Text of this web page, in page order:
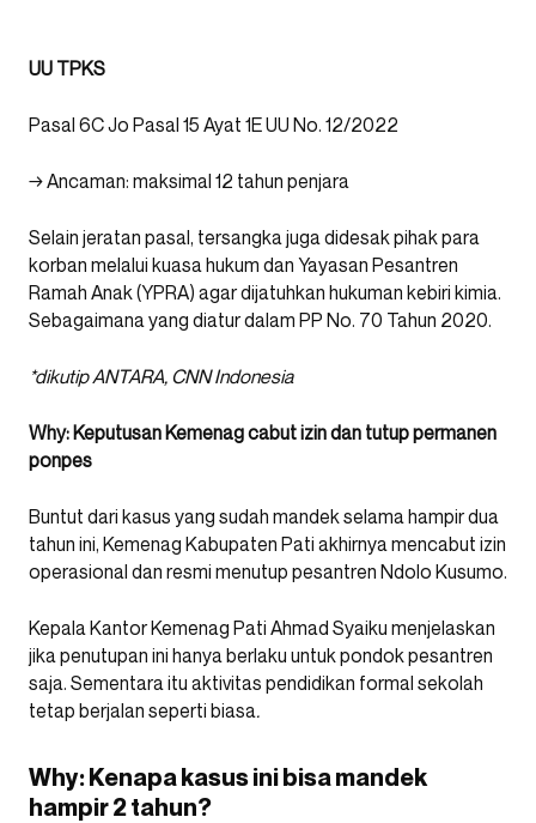
UU TPKS
Pasal 6C Jo Pasal 15 Ayat 1E UU No. 12/2022
→ Ancaman: maksimal 12 tahun penjara
Selain jeratan pasal, tersangka juga didesak pihak para
korban melalui kuasa hukum dan Yayasan Pesantren
Ramah Anak (YPRA) agar dijatuhkan hukuman kebiri kimia.
Sebagaimana yang diatur dalam PP No. 70 Tahun 2020.
*dikutip ANTARA, CNN Indonesia
Why: Keputusan Kemenag cabut izin dan tutup permanen
ponpes
Buntut dari kasus yang sudah mandek selama hampir dua
tahun ini, Kemenag Kabupaten Pati akhirnya mencabut izin
operasional dan resmi menutup pesantren Ndolo Kusumo.
Kepala Kantor Kemenag Pati Ahmad Syaiku menjelaskan
jika penutupan ini hanya berlaku untuk pondok pesantren
saja. Sementara itu aktivitas pendidikan formal sekolah
tetap berjalan seperti biasa.
Why: Kenapa kasus ini bisa mandek
hampir 2 tahun?